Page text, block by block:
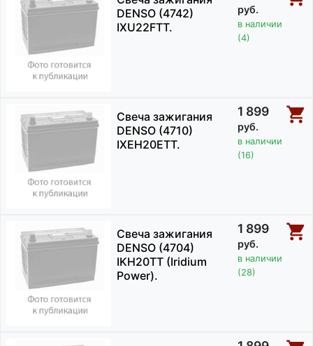
DENSO (4742)
IXU22FTT.
руб.
в наличии
(4)
Свеча зажигания
DENSO (4710)
IXEH20ETT.
1 899
руб.
в наличии
(16)
Свеча зажигания
DENSO (4704)
IKH20TT (Iridium
Power).
1 899
руб.
в наличии
(28)